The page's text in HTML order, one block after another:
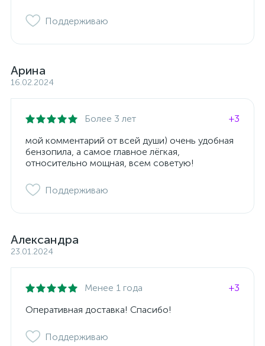
Поддерживаю
Арина
16.02.2024
Более 3 лет
+3
мой комментарий от всей души) очень удобная
бензопила, а самое главное лёгкая,
относительно мощная, всем советую!
Поддерживаю
Александра
23.01.2024
Менее 1 года
+3
Оперативная доставка! Спасибо!
Поддерживаю